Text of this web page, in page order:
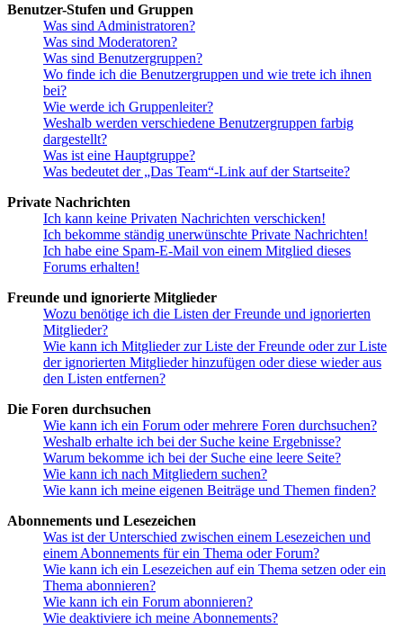
Benutzer-Stufen und Gruppen
Was sind Administratoren?
Was sind Moderatoren?
Was sind Benutzergruppen?
Wo finde ich die Benutzergruppen und wie trete ich ihnen
bei?
Wie werde ich Gruppenleiter?
Weshalb werden verschiedene Benutzergruppen farbig
dargestellt?
Was ist eine Hauptgruppe?
Was bedeutet der „Das Team“-Link auf der Startseite?
Private Nachrichten
Ich kann keine Privaten Nachrichten verschicken!
Ich bekomme ständig unerwünschte Private Nachrichten!
Ich habe eine Spam-E-Mail von einem Mitglied dieses
Forums erhalten!
Freunde und ignorierte Mitglieder
Wozu benötige ich die Listen der Freunde und ignorierten
Mitglieder?
Wie kann ich Mitglieder zur Liste der Freunde oder zur Liste
der ignorierten Mitglieder hinzufügen oder diese wieder aus
den Listen entfernen?
Die Foren durchsuchen
Wie kann ich ein Forum oder mehrere Foren durchsuchen?
Weshalb erhalte ich bei der Suche keine Ergebnisse?
Warum bekomme ich bei der Suche eine leere Seite?
Wie kann ich nach Mitgliedern suchen?
Wie kann ich meine eigenen Beiträge und Themen finden?
Abonnements und Lesezeichen
Was ist der Unterschied zwischen einem Lesezeichen und
einem Abonnements für ein Thema oder Forum?
Wie kann ich ein Lesezeichen auf ein Thema setzen oder ein
Thema abonnieren?
Wie kann ich ein Forum abonnieren?
Wie deaktiviere ich meine Abonnements?